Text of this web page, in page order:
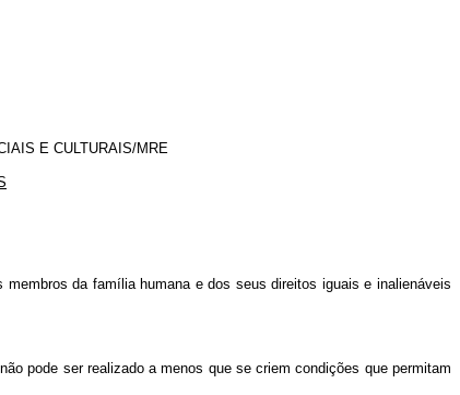
E CULTURAIS/MRE
da família humana e dos seus direitos iguais e inalienáveis
pode ser realizado a menos que se criem condições que permitam